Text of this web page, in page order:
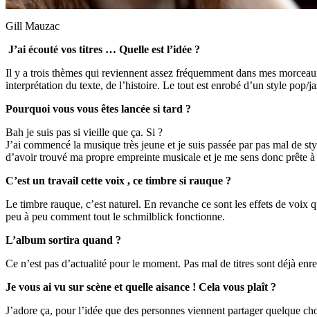
Gill Mauzac
J’ai écouté vos titres … Quelle est l’idée ?
Il y a trois thèmes qui reviennent assez fréquemment dans mes
interprétation du texte, de l’histoire. Le tout est enrobé d’un style pop/
Pourquoi vous vous êtes lancée si tard ?
Bah je suis pas si vieille que ça. Si ?
J’ai commencé la musique très jeune et je suis passée par pas mal de
d’avoir trouvé ma propre empreinte musicale et je me sens donc prête
C’est un travail cette voix , ce timbre si rauque ?
Le timbre rauque, c’est naturel. En revanche ce sont les effets de voix
peu à peu comment tout le schmilblick fonctionne.
L’album sortira quand ?
Ce n’est pas d’actualité pour le moment. Pas mal de titres sont déjà
Je vous ai vu sur scène et quelle aisance ! Cela vous plaît ?
J’adore ça, pour l’idée que des personnes viennent partager quelque